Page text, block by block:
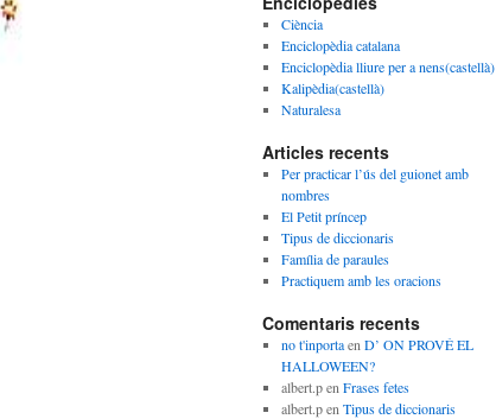
Ciència
Enciclopèdia catalana
Enciclopèdia lliure per a nens(castellà)
Kalipèdia(castellà)
Naturalesa
Articles recents
Per practicar l’ús del guionet amb
nombres
El Petit príncep
Tipus de diccionaris
Família de paraules
Practiquem amb les oracions
Comentaris recents
no t'inportaen D’ ON PROVÉ EL
HALLOWEEN?
albert.pen Frases fetes
albert.pen Tipus de diccionaris